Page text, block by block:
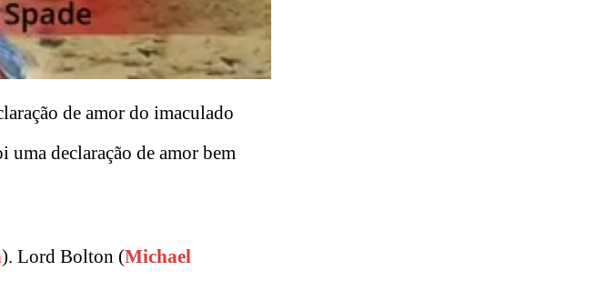
de amor do imaculado
uma declaração de amor bem
). Lord Bolton (Michael